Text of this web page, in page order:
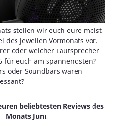
stellen wir euch eure meist
des jeweilen Vormonats vor.
oder welcher Lautsprecher
für euch am spannendsten?
oder Soundbars waren
beliebtesten Reviews des
Monats Juni.